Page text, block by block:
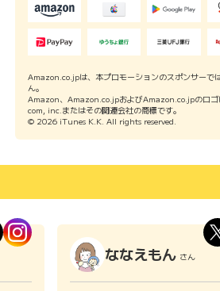
Amazon.co.jpは、本プロモーションのスポンサーで
ん。
Amazon、Amazon.co.jpおよびAmazon.co.jpのロゴ
com, inc.またはその関連会社の商標です。
© 2026 iTunes K.K. All rights reserved.
ななえもん さん